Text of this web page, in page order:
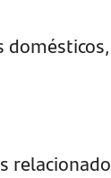
domésticos,